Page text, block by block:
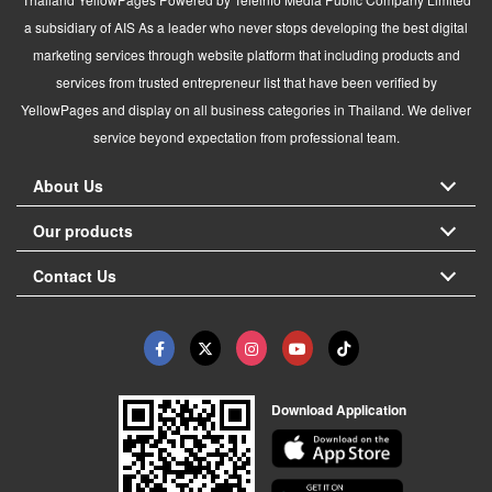
a subsidiary of AIS As a leader who never stops developing the best digital
marketing services through website platform that including products and
services from trusted entrepreneur list that have been verified by
YellowPages and display on all business categories in Thailand. We deliver
service beyond expectation from professional team.
About Us
Our products
Contact Us
Download Application